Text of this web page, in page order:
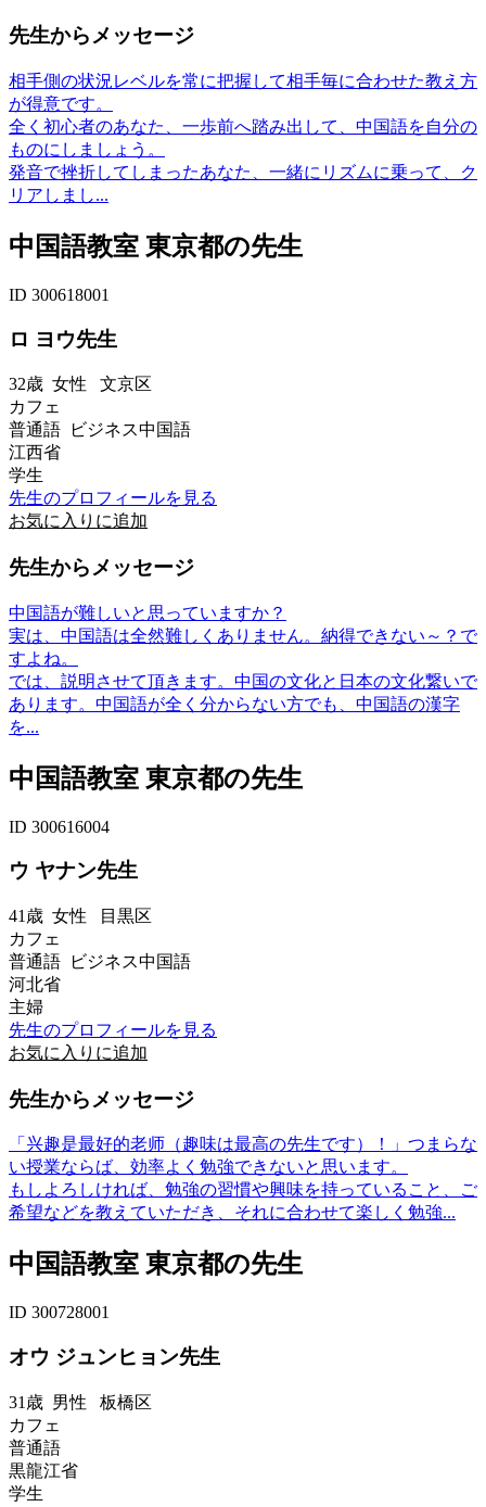
先生からメッセージ
相手側の状況レベルを常に把握して相手毎に合わせた教え方
が得意です。
全く初心者のあなた、一歩前へ踏み出して、中国語を自分の
ものにしましょう。
発音で挫折してしまったあなた、一緒にリズムに乗って、ク
リアしまし...
中国語教室 東京都の先生
ID 300618001
ロ ヨウ先生
32歳 女性 文京区
カフェ
普通語 ビジネス中国語
江西省
学生
先生のプロフィールを見る
お気に入りに追加
先生からメッセージ
中国語が難しいと思っていますか？
実は、中国語は全然難しくありません。納得できない～？で
すよね。
では、説明させて頂きます。中国の文化と日本の文化繋いで
あります。中国語が全く分からない方でも、中国語の漢字
を...
中国語教室 東京都の先生
ID 300616004
ウ ヤナン先生
41歳 女性 目黒区
カフェ
普通語 ビジネス中国語
河北省
主婦
先生のプロフィールを見る
お気に入りに追加
先生からメッセージ
「兴趣是最好的老师（趣味は最高の先生です）！」つまらな
い授業ならば、効率よく勉強できないと思います。
もしよろしければ、勉強の習慣や興味を持っていること、ご
希望などを教えていただき、それに合わせて楽しく勉強...
中国語教室 東京都の先生
ID 300728001
オウ ジュンヒョン先生
31歳 男性 板橋区
カフェ
普通語
黒龍江省
学生